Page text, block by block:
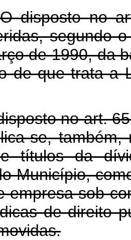
no
segundo
de 1990, da
de que trata a
no art. 65
se,
títulos da
Município,
empresa sob
de direito